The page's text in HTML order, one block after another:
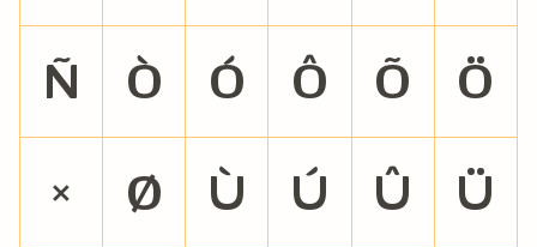
Ñ
Ò Ó Ô Õ
Ö
×
Ø Ù Ú Û
Ü